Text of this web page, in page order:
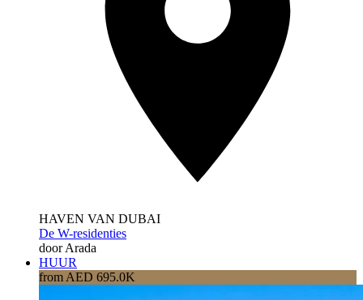
HAVEN VAN DUBAI
De W-residenties
door Arada
HUUR
from AED 695.0K